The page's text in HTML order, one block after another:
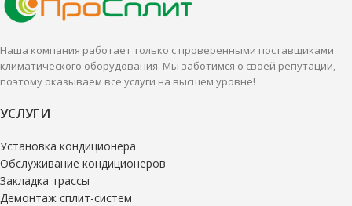
Наша компания работает только с проверенными поставщиками
климатического оборудования. Мы заботимся о своей репутации,
поэтому оказываем все услуги на высшем уровне!
УСЛУГИ
Установка кондиционера
Обслуживание кондиционеров
Закладка трассы
Демонтаж сплит-систем